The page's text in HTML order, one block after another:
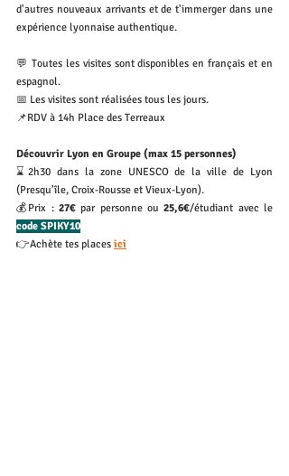
d'autres nouveaux arrivants et de t'immerger dans une
expérience lyonnaise authentique.
💬 Toutes les visites sont disponibles en français et en
espagnol.
📅 Les visites sont réalisées tous les jours.
📌RDV à 14h Place des Terreaux
Découvrir Lyon en Groupe (max 15 personnes)
⌛2h30 dans la zone UNESCO de la ville de Lyon
(Presqu’île, Croix-Rousse et Vieux-Lyon).
💰Prix : 27€ par personne ou 25,6€
code SPIKY10
👉Achète tes places ici